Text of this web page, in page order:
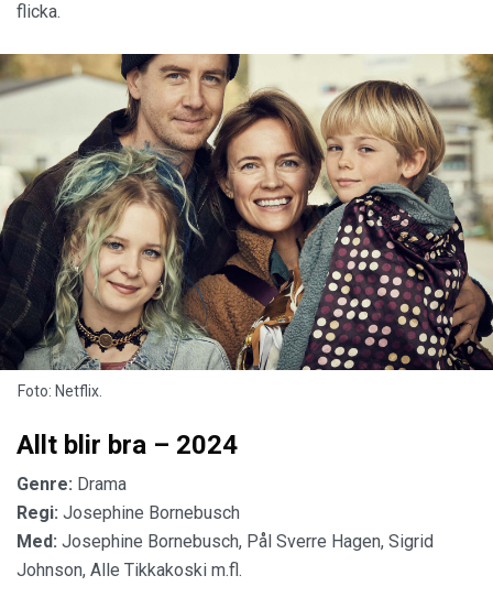
flicka.
Foto: Netflix.
Allt blir bra – 2024
Genre: Drama
Regi: Josephine Bornebusch
Med: Josephine Bornebusch, Pål Sverre Hagen, Sigrid
Johnson, Alle Tikkakoski m.fl.